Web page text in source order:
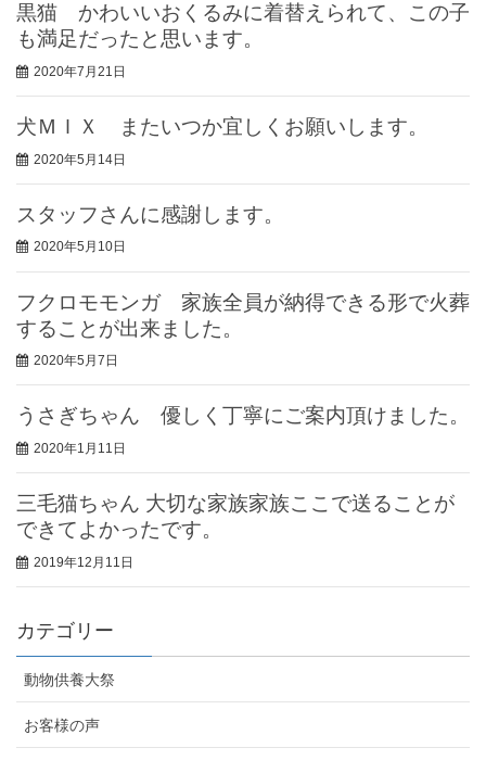
黒猫 かわいいおくるみに着替えられて、この子
も満足だったと思います。
2020年7月21日
犬ＭＩＸ またいつか宜しくお願いします。
2020年5月14日
スタッフさんに感謝します。
2020年5月10日
フクロモモンガ 家族全員が納得できる形で火葬
することが出来ました。
2020年5月7日
うさぎちゃん 優しく丁寧にご案内頂けました。
2020年1月11日
三毛猫ちゃん 大切な家族家族ここで送ることが
できてよかったです。
2019年12月11日
カテゴリー
動物供養大祭
お客様の声